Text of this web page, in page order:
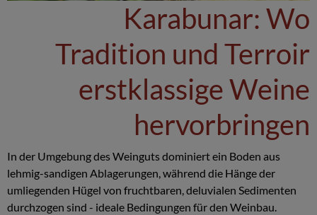
Karabunar: Wo
Tradition und Terroir
erstklassige Weine
hervorbringen
In der Umgebung des Weinguts dominiert ein Boden aus
lehmig-sandigen Ablagerungen, während die Hänge der
umliegenden Hügel von fruchtbaren, deluvialen Sedimenten
durchzogen sind - ideale Bedingungen für den Weinbau.